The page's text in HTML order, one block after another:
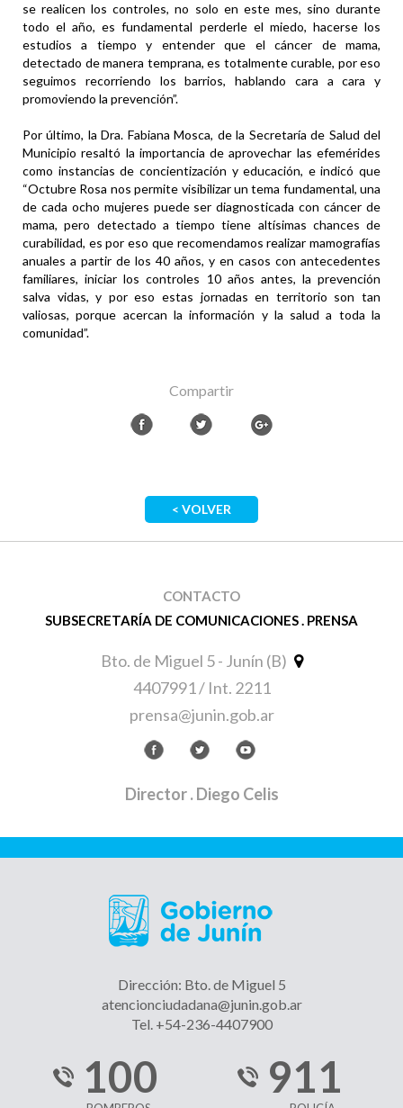
se realicen los controles, no solo en este mes, sino durante
todo el año, es fundamental perderle el miedo, hacerse los
estudios a tiempo y entender que el cáncer de mama,
detectado de manera temprana, es totalmente curable, por eso
seguimos recorriendo los barrios, hablando cara a cara y
promoviendo la prevención”.
Por último, la Dra. Fabiana Mosca, de la Secretaría de Salud del
Municipio resaltó la importancia de aprovechar las efemérides
como instancias de concientización y educación, e indicó que
“Octubre Rosa nos permite visibilizar un tema fundamental, una
de cada ocho mujeres puede ser diagnosticada con cáncer de
mama, pero detectado a tiempo tiene altísimas chances de
curabilidad, es por eso que recomendamos realizar mamografías
anuales a partir de los 40 años, y en casos con antecedentes
familiares, iniciar los controles 10 años antes, la prevención
salva vidas, y por eso estas jornadas en territorio son tan
valiosas, porque acercan la información y la salud a toda la
comunidad”.
Compartir
< VOLVER
CONTACTO
SUBSECRETARÍA DE COMUNICACIONES . PRENSA
Bto. de Miguel 5 - Junín (B)
4407991 / Int. 2211
prensa@junin.gob.ar
Director. Diego Celis
Dirección: Bto. de Miguel 5
atencionciudadana@junin.gob.ar
Tel. +54-236-4407900
100 911